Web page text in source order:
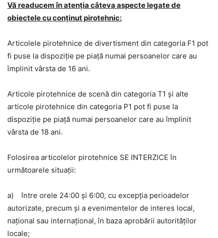
Vă readucem în atenția câteva aspecte legate de
obiectele cu conținut pirotehnic:
Articolele pirotehnice de divertisment din categoria F1 pot
fi puse la dispoziţie pe piaţă numai persoanelor care au
împlinit vârsta de 16 ani.
Articole pirotehnice de scenă din categoria T1 şi alte
articole pirotehnice din categoria P1 pot fi puse la
dispoziţie pe piaţă numai persoanelor care au împlinit
vârsta de 18 ani.
Folosirea articolelor pirotehnice SE INTERZICE în
următoarele situaţii:
a) între orele 24:00 şi 6:00, cu excepţia perioadelor
autorizate, precum şi a evenimentelor de interes local,
naţional sau internaţional, în baza aprobării autorităţilor
locale;